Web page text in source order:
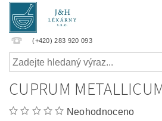
(+420) 283 920 093
CUPRUM
Neohodnoceno